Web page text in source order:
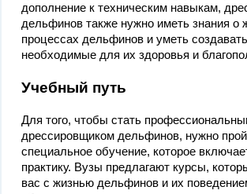
дополнение к техническим навыкам,
дельфинов также нужно иметь знания о
процессах дельфинов и уметь
необходимые для их здоровья и
Учебный путь
Для того, чтобы стать
дрессировщиком дельфинов, нужно
специальное обучение, которое
практику. Вузы предлагают курсы,
вас с жизнью дельфинов и их